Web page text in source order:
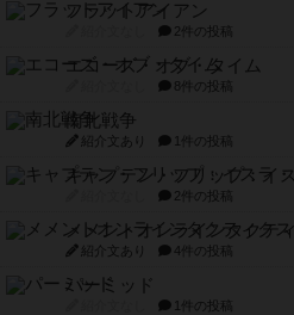
フラットアイアン
2件の投稿
エコーズ・オブ・タイム
8件の投稿
南北戦争
紹介文あり 1件の投稿
キャプテン・フリップ：イ
2件の投稿
メメントオンラインタクテ
紹介文あり 4件の投稿
パーミッド
1件の投稿